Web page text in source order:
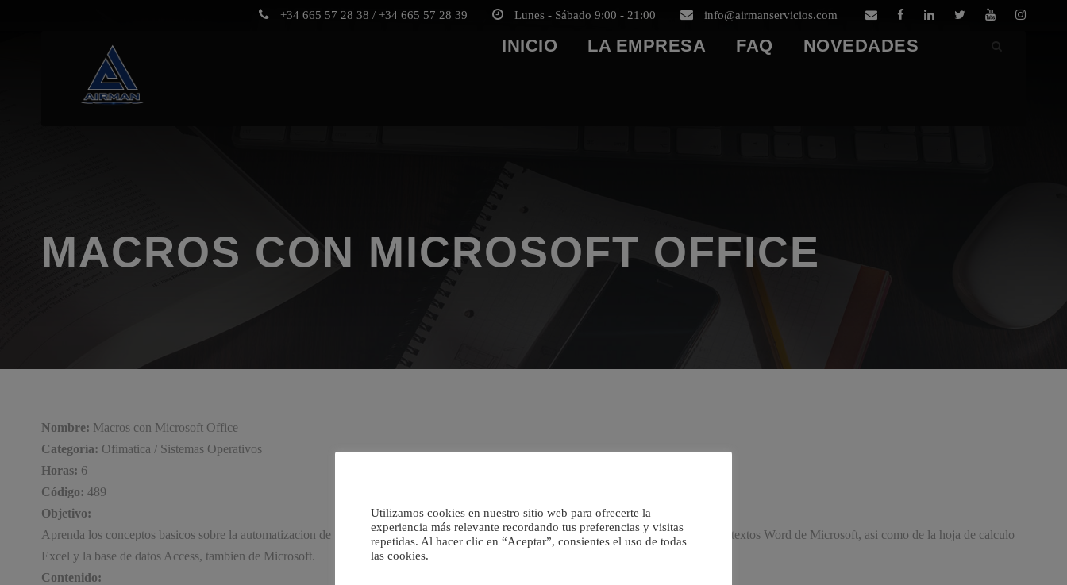
+34 665 57 28 38 / +34 665 57 28 39 Lunes - Sábado 9:00 - 21:00 info@airmanservicios.com
INICIO LA EMPRESA FAQ NOVEDADES
MACROS CON MICROSOFT OFFICE
Nombre: Macros con Microsoft Office
Categoría: Ofimatica / Sistemas Operativos
Horas: 6
Código: 489
Objetivo:
Aprenda los conceptos basicos sobre la automatizacion de tareas en Microsoft Office. En este curso se tratan macros con el tratamiento de textos Word de Microsoft, asi como de la hoja de calculo
Excel y la base de datos Access, tambien de Microsoft.
Contenido:
Utilizamos cookies en nuestro sitio web para ofrecerte la
experiencia más relevante recordando tus preferencias y visitas
repetidas. Al hacer clic en “Aceptar”, consientes el uso de todas
las cookies.